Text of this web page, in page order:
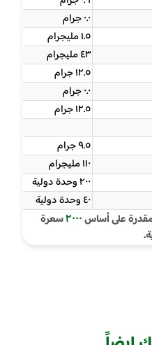
٠.٠ جرام
١.٥ مليجرام
٤٣ مليجرام
١٢.٥ جرام
٠.٠ جرام
١٢.٥ جرام
٩.٥ جرام
١١٠ مليجرام
٢٠٠ وحدة دولية
٤٠ وحدة دولية
مقدرة على أساس٢٠٠٠سعرة